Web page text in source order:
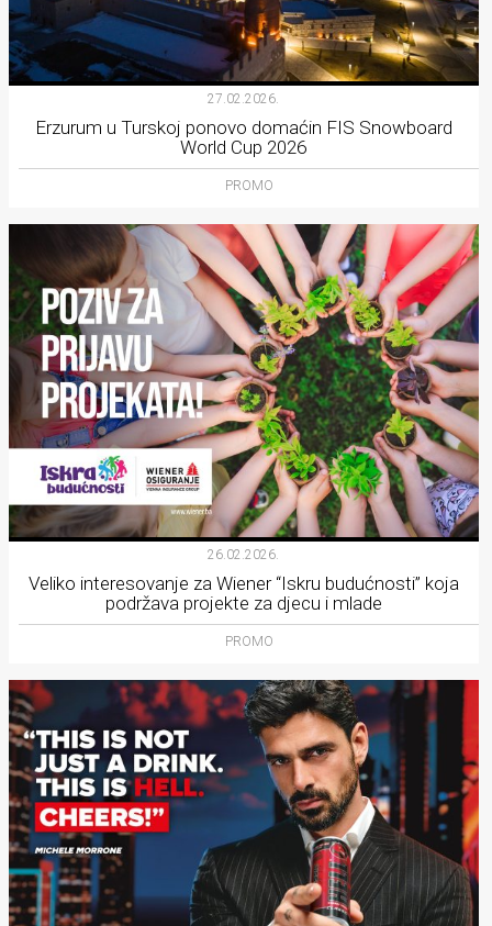
27.02.2026.
Erzurum u Turskoj ponovo domaćin FIS Snowboard
World Cup 2026
PROMO
26.02.2026.
Veliko interesovanje za Wiener “Iskru budućnosti” koja
podržava projekte za djecu i mlade
PROMO